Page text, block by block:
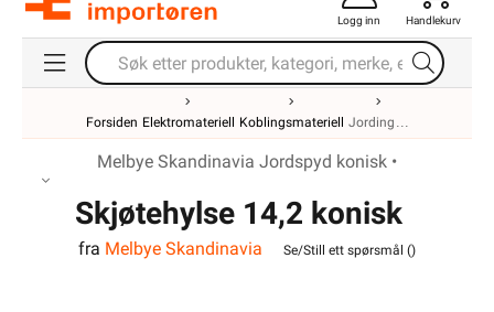
Logg inn Handlekurv
Forsiden Elektromateriell Koblingsmateriell Jording
Melbye Skandinavia Jordspyd konisk •
Skjøtehylse 14,2 konisk
fra Melbye Skandinavia Se/Still ett spørsmål ()